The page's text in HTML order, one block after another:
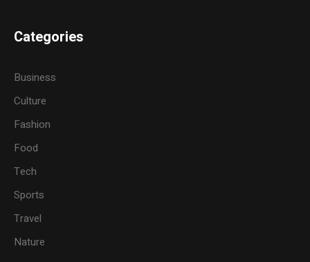
Categories
Business
Culture
Fashion
Food
Tech
Sports
Travel
Nature